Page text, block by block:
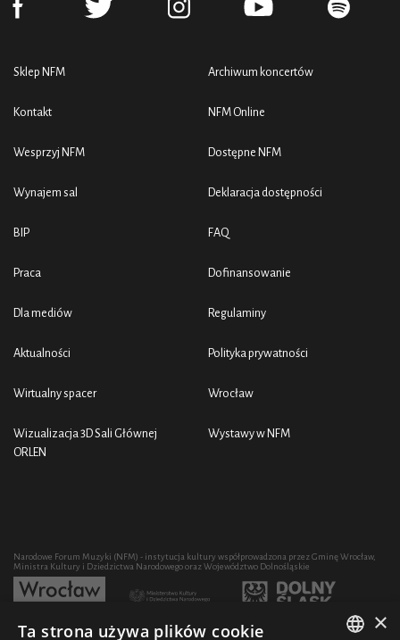
Sklep NFM
Kontakt
Wesprzyj NFM
Wynajem sal
BIP
Praca
Dla mediów
Aktualności
Wirtualny spacer
Wizualizacja 3D Sali Głównej
ORLEN
Archiwum koncertów
NFM Online
Dostępne NFM
Deklaracja dostępności
FAQ
Dofinansowanie
Regulaminy
Polityka prywatności
Wrocław
Wystawy w NFM
Narodowe Forum Muzyki (NFM) - instytucja kultury współprowadzona przez Gminę Wrocław,
Ministra Kultury i Dziedzictwa Narodowego oraz Województwo Dolnośląskie
×
Ta strona używa plików cookie